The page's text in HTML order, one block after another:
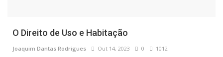
O Direito de Uso e Habitação
Joaquim Dantas Rodrigues Out 14, 2023 0 1012